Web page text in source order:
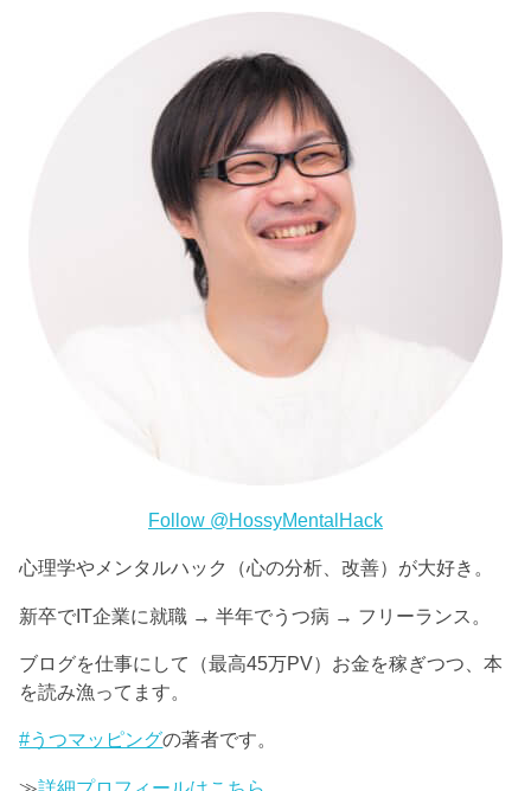
Follow @HossyMentalHack
心理学やメンタルハック（心の分析、改善）が大好き。
新卒でIT企業に就職 → 半年でうつ病 → フリーランス。
ブログを仕事にして（最高45万PV）お金を稼ぎつつ、本
を読み漁ってます。
#うつマッピングの著者です。